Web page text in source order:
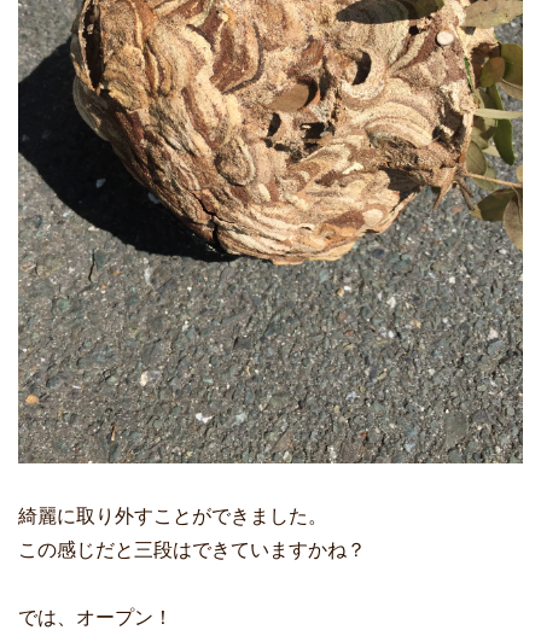
綺麗に取り外すことができました。
この感じだと三段はできていますかね？
では、オープン！